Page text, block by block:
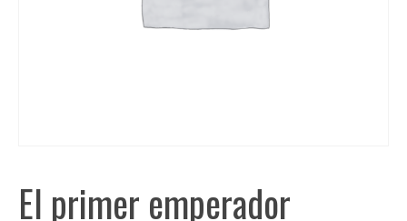
El primer emperador